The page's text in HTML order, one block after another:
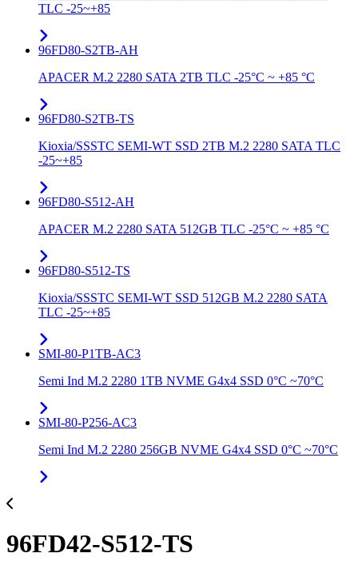
TLC -25~+85
96FD80-S2TB-AH
APACER M.2 2280 SATA 2TB TLC -25°C ~ +85 °C
96FD80-S2TB-TS
Kioxia/SSSTC SEMI-WT SSD 2TB M.2 2280 SATA TLC
-25~+85
96FD80-S512-AH
APACER M.2 2280 SATA 512GB TLC -25°C ~ +85 °C
96FD80-S512-TS
Kioxia/SSSTC SEMI-WT SSD 512GB M.2 2280 SATA
TLC -25~+85
SMI-80-P1TB-AC3
Semi Ind M.2 2280 1TB NVME G4x4 SSD 0°C ~70°C
SMI-80-P256-AC3
Semi Ind M.2 2280 256GB NVME G4x4 SSD 0°C ~70°C
96FD42-S512-TS